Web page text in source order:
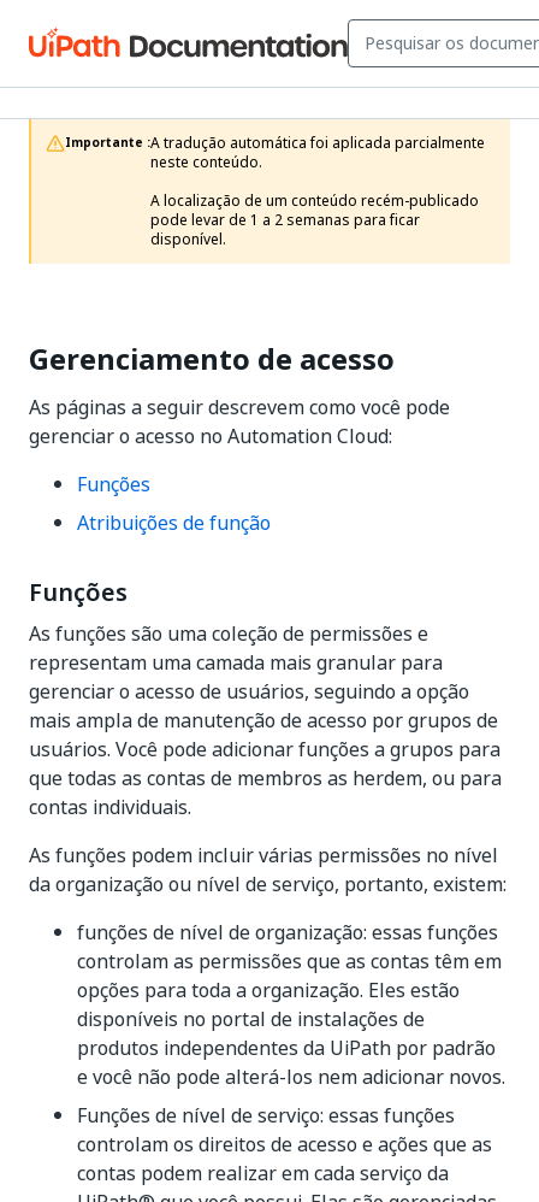
Importante :A tradução automática foi aplicada parcialmente
neste conteúdo.
A localização de um conteúdo recém-publicado
pode levar de 1 a 2 semanas para ficar
disponível.
Gerenciamento de acesso
As páginas a seguir descrevem como você pode
gerenciar o acesso no Automation Cloud:
Funções
Atribuições de função
Funções
As funções são uma coleção de permissões e
representam uma camada mais granular para
gerenciar o acesso de usuários, seguindo a opção
mais ampla de manutenção de acesso por grupos de
usuários. Você pode adicionar funções a grupos para
que todas as contas de membros as herdem, ou para
contas individuais.
As funções podem incluir várias permissões no nível
da organização ou nível de serviço, portanto, existem:
funções de nível de organização: essas funções
controlam as permissões que as contas têm em
opções para toda a organização. Eles estão
disponíveis no portal de instalações de
produtos independentes da UiPath por padrão
e você não pode alterá-los nem adicionar novos.
Funções de nível de serviço: essas funções
controlam os direitos de acesso e ações que as
contas podem realizar em cada serviço da